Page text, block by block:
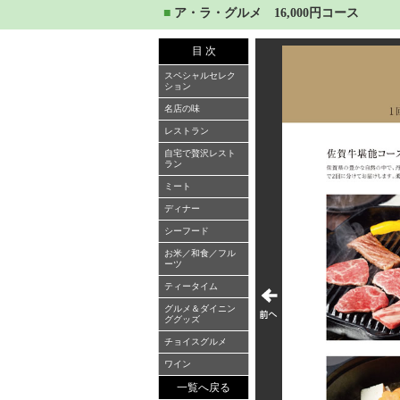
■ ア・ラ・グルメ 16,000円コース
目 次
スペシャルセレク
ション
名店の味
レストラン
自宅で贅沢レスト
ラン
ミート
ディナー
シーフード
お米／和食／フル
ーツ
ティータイム
グルメ＆ダイニン
ググッズ
チョイスグルメ
ワイン
一覧へ戻る